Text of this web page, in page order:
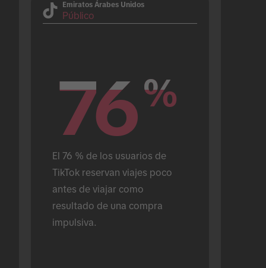
Emiratos Árabes Unidos
Público
76%
76%
El 76 % de los usuarios de
TikTok reservan viajes poco
antes de viajar como
resultado de una compra
impulsiva.